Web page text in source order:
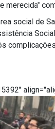
merecida"
social de